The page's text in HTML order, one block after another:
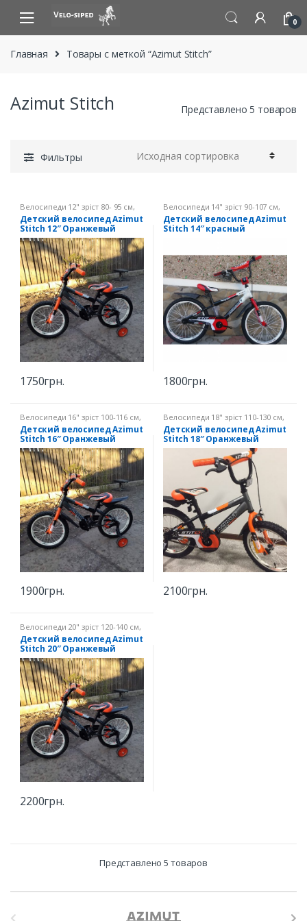
navigation
content
0
Главная Товары с меткой “Azimut Stitch”
Azimut Stitch Представлено 5 товаров
Фильтры
Велосипеди 12" зріст 80- 95 см,
Дитячі велосипеди
Детский велосипед Azimut
Stitch 12″ Оранжевый
1750грн.
Велосипеди 14" зріст 90-107 см,
Дитячі велосипеди
Детский велосипед Azimut
Stitch 14″ красный
1800грн.
Велосипеди 16" зріст 100-116 см,
Дитячі велосипеди
Детский велосипед Azimut
Stitch 16″ Оранжевый
1900грн.
Велосипеди 18" зріст 110-130 см,
Дитячі велосипеди
Детский велосипед Azimut
Stitch 18″ Оранжевый
2100грн.
Велосипеди 20" зріст 120-140 см,
Дитячі велосипеди
Детский велосипед Azimut
Stitch 20″ Оранжевый
2200грн.
Представлено 5 товаров